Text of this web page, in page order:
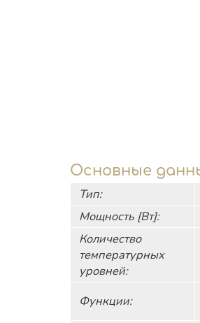
Основные
Тип:
Мощность [Вт]:
Количество
температурных
уровней:
Функции: